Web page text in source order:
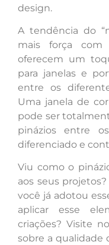
design.
A tendência do
mais força
oferecem um
para janelas e
entre os
Uma janela de
pode ser
pinázios entre
diferenciado e
Viu como o
aos seus
você já adotou
aplicar esse
criações? Visite
sobre a qualidade